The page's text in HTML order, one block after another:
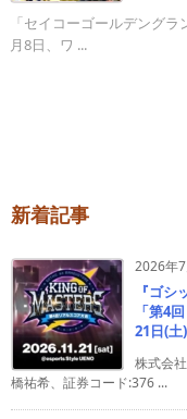
「セイコーゴールデング
月8日、ワ ...
新着記事
2026年
『ゴ
「第4
21日(土
株式会
橋祐希、証券コード:376 ...